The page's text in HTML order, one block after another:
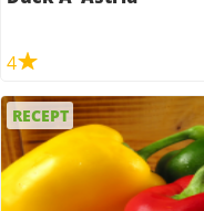
4
RECEPT